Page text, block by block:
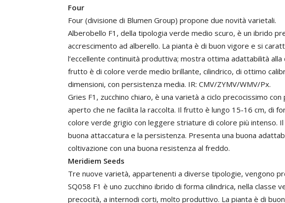
Four
Four (divisione di Blumen Group) propone due novità varietali.
Alberobello F1, della tipologia verde medio scuro, è un ibrido
accrescimento ad alberello. La pianta è di buon vigore e si
l’eccellente continuità produttiva; mostra ottima adattabilità
frutto è di colore verde medio brillante, cilindrico, di ottimo
dimensioni, con persistenza media. IR: CMV/ZYMV/WMV/Px.
Gries F1, zucchino chiaro, è una varietà a ciclo precocissimo
aperto che ne facilita la raccolta. Il frutto è lungo 15-16 cm, di
colore verde grigio con leggere striature di colore più intenso.
buona attaccatura e la persistenza. Presenta una buona
coltivazione con una buona resistenza al freddo.
Meridiem Seeds
Tre nuove varietà, appartenenti a diverse tipologie, vengono
SQ058 F1 è uno zucchino ibrido di forma cilindrica, nella classe
precocità, a internodi corti, molto produttivo. La pianta è di